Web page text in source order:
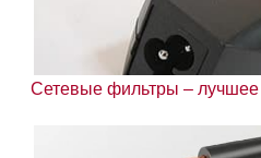
Сетевые фильтры –